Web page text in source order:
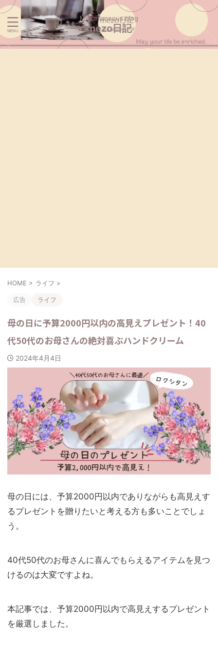
Miscellaneous blog
mezo日記
HOME > ライフ >
広告 ライフ
母の日に予算2000円以内の高見えプレゼント！40
代50代のお母さんの絶対喜ぶハンドクリーム
2024年4月4日
母の日には、予算2000円以内でありながらも高見えす
るプレゼントを贈りたいと考える方も多いことでしょ
う。
40代50代のお母さんに喜んでもらえるアイテムを見つ
けるのは大変ですよね。
本記事では、予算2000円以内で高見えするプレゼント
を厳選しました。